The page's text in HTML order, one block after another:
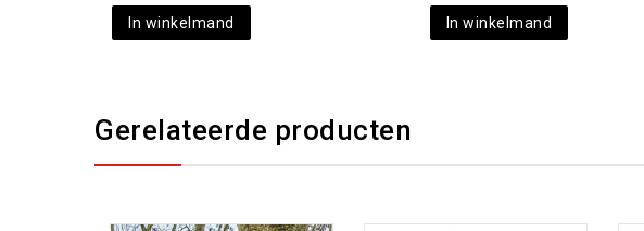
In winkelmand In winkelmand
Gerelateerde producten